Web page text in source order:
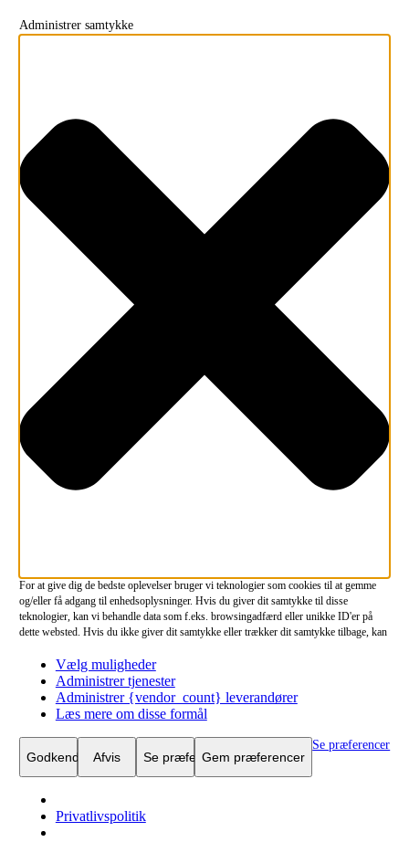
Administrer samtykke
For at give dig de bedste oplevelser bruger vi teknologier som cookies til at gemme
og/eller få adgang til enhedsoplysninger. Hvis du giver dit samtykke til disse
teknologier, kan vi behandle data som f.eks. browsingadfærd eller unikke ID'er på
dette websted. Hvis du ikke giver dit samtykke eller trækker dit samtykke tilbage, kan
Funktionsdygtig
Funktionsdygtig
Altid aktiv
Præferencer
Præferencer
Statistikker
Statistikker
Marketing
Vælg muligheder
Administrer tjenester
Administrer {vendor_count} leverandører
Læs mere om disse formål
Godkend Afvis Se præferencerGem præferencer
Se præferencer
Privatlivspolitik